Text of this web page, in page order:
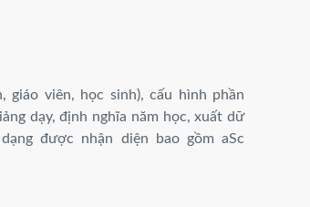
giáo viên, học sinh), cấu hình phần
dạy, định nghĩa năm học, xuất dữ
được nhận diện bao gồm aSc